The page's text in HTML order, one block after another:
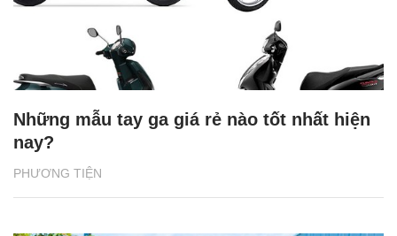
PHƯƠNG TIỆN
Những mẫu tay ga giá rẻ nào tốt nhất hiện
nay?